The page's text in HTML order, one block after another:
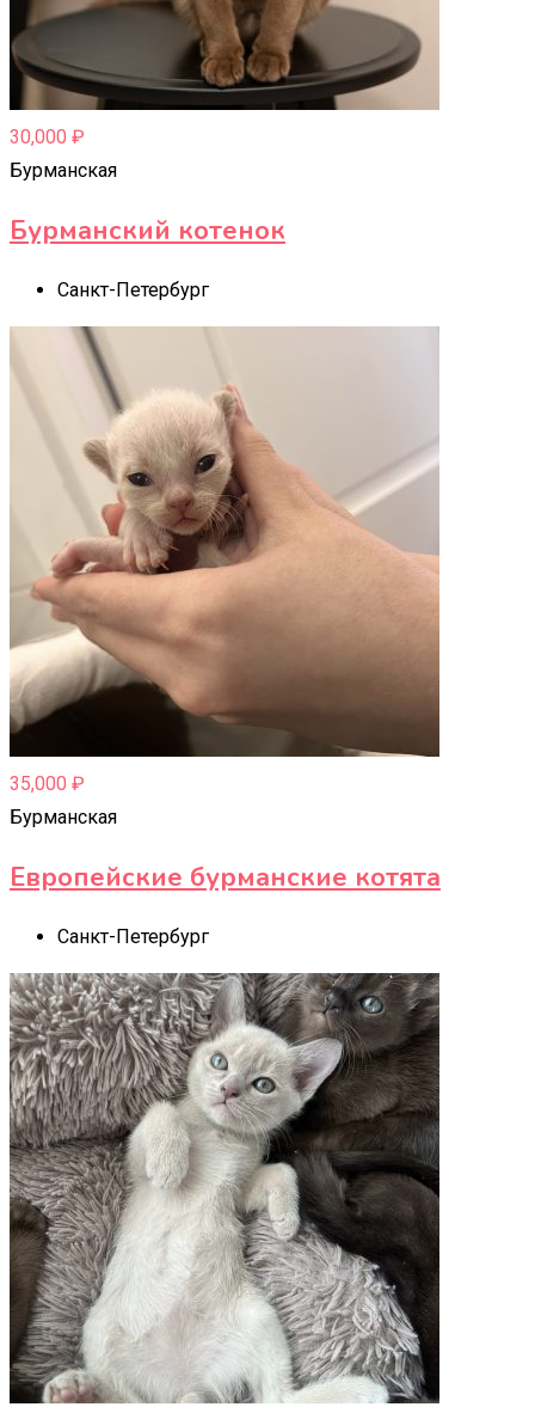
30,000 ₽
Бурманская
Бурманский котенок
Санкт-Петербург
35,000 ₽
Бурманская
Европейские бурманские котята
Санкт-Петербург